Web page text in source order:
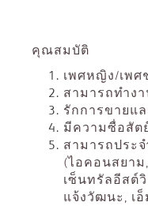
คุณสมบัติ
เพศหญิง/เพศ
สามารถทำง
รักการขายแ
มีความซื่อสัต
สามารถประ
(ไอคอนสยาม ,
เซ็นทรัลอีสต์
แจ้งวัฒนะ , เ